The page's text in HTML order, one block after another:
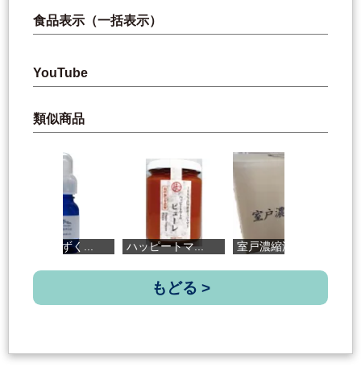
食品表示（一括表示）
YouTube
類似商品
天海のしずく... ハッピートマ... 室戸濃縮海水24
もどる >